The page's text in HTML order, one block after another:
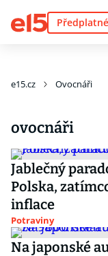
Předplatné
e15.cz Ovocnáři
ovocnáři
Jablečný
Polska,
inflace
Potraviny
Na japonské